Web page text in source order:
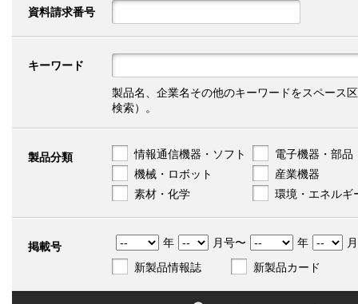
資料請求番号
キーワード
製品名、企業名その他のキーワードをスペース
検索）。
製品分類 情報通信機器・ソフト
電子機器・部品
機械・ロボット
産業機器
素材・化学
環境・エネルギ
掲載号 年 月号〜 年
新製品情報誌
新製品カード